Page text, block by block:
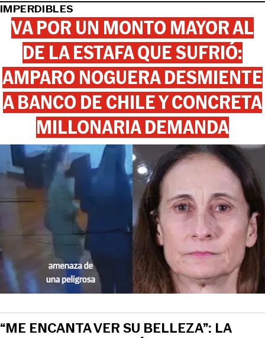
IMPERDIBLES
VA POR UN MONTO MAYOR AL
DE LA ESTAFA QUE SUFRIÓ:
AMPARO NOGUERA DESMIENTE
A BANCO DE CHILE Y CONCRETA
MILLONARIA DEMANDA
“ME ENCANTA VER SU BELLEZA”: LA